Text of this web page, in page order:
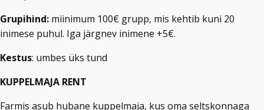
Grupihind: miinimum 100€ grupp, mis kehtib kuni 20
inimese puhul. Iga järgnev inimene +5€.
Kestus: umbes üks tund
KUPPELMAJA RENT
Farmis asub hubane kuppelmaja, kus oma seltskonnaga